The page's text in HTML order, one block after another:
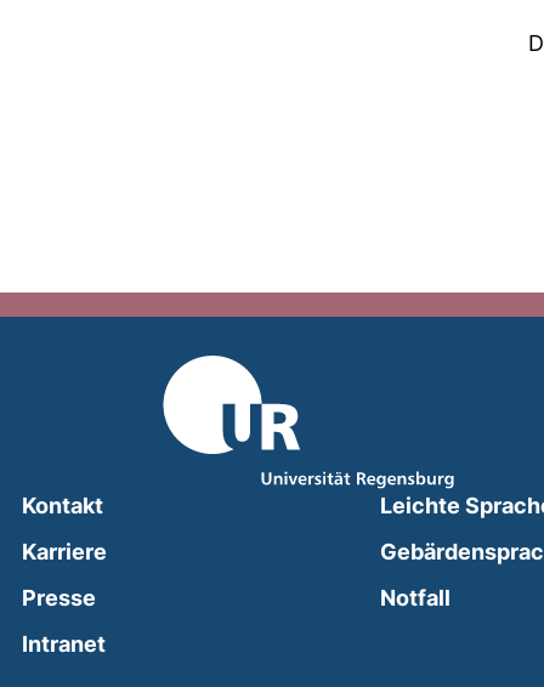
Kontakt
Karriere
Presse
Intranet(external link, opens in a new window)
Leichte
Notfall